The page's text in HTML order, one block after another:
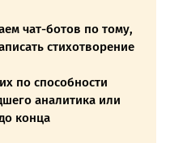
чат-ботов по тому,
стихотворение
по способности
аналитика или
конца